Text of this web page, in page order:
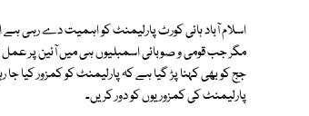
اسلام آباد ہائی کورٹ پارلیمنٹ کو اہمیت دے رہی
مگر جب قومی و صوبائی اسمبلیوں ہی میں آئین پر عمل
جج کو بھی کہنا پڑ گیا ہے کہ پارلیمنٹ کو کمزور کیا
پارلیمنٹ کی کمزوریوں کو دور کریں۔